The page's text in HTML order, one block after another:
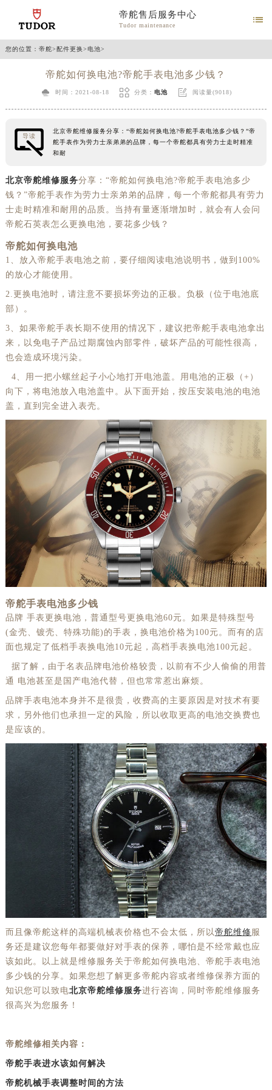
帝舵售后服务中心
Tudor maintenance

您的位置： 帝舵>配件更换>电池>
帝舵如何换电池?帝舵手表电池多少钱？
 时间：2021-08-18  分类： 电池  阅读量(9018)
导读
北京帝舵维修服务分享：“帝舵如何换电池?帝舵手表电池多少钱？”帝
舵手表作为劳力士亲弟弟的品牌，每一个帝舵都具有劳力士走时精准
和耐
北京帝舵维修服务分享：“帝舵如何换电池?帝舵手表电池多少
钱？”帝舵手表作为劳力士亲弟弟的品牌，每一个帝舵都具有劳力
士走时精准和耐用的品质。当持有量逐渐增加时，就会有人会问
帝舵石英表怎么更换电池，要花多少钱？
帝舵如何换电池
1、放入帝舵手表电池之前，要仔细阅读电池说明书，做到100%
的放心才能使用。
2.更换电池时，请注意不要损坏旁边的正极。负极（位于电池底
部）。
3、如果帝舵手表长期不使用的情况下，建议把帝舵手表电池拿出
来，以免电子产品过期腐蚀内部零件，破坏产品的可能性很高，
也会造成环境污染。
4、用一把小螺丝起子小心地打开电池盖。用电池的正极（+）
向下，将电池放入电池盖中。从下面开始，按压安装电池的电池
盖，直到完全进入表壳。
帝舵手表电池多少钱
品牌 手表更换电池，普通型号更换电池60元。如果是特殊型号
(金壳、镀壳、特殊功能)的手表，换电池价格为100元。而有的店
面也规定了低档手表换电池10元起，高档手表换电池100元起。
据了解，由于名表品牌电池价格较贵，以前有不少人偷偷的用普
通 电池甚至是国产电池代替，但也常常惹出麻烦。
品牌手表电池本身并不是很贵，收费高的主要原因是对技术有要
求，另外他们也承担一定的风险，所以收取更高的电池交换费也
是应该的。
而且像帝舵这样的高端机械表价格也不会太低，所以 帝舵维修服
务还是建议您每年都要做好对手表的保养，哪怕是不经常戴也应
该如此。以上就是维修服务关于帝舵如何换电池、帝舵手表电池
多少钱的分享。如果您想了解更多帝舵内容或者维修保养方面的
知识您可以致电北京帝舵维修服务进行咨询，同时帝舵维修服务
很高兴为您服务！
帝舵维修相关内容：
帝舵手表进水该如何解决
帝舵机械手表调整时间的方法